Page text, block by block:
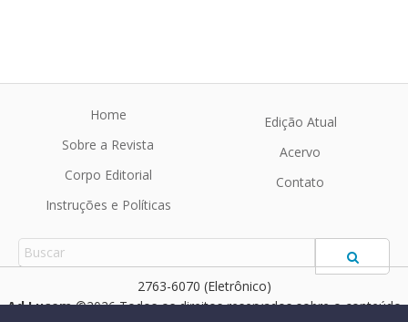
Home
Sobre a Revista
Corpo Editorial
Instruções e Políticas
Edição Atual
Acervo
Contato
2763-6070 (Eletrônico)
Ad Lucem ©2026 Todos os direitos reservados sobre o conteúdo